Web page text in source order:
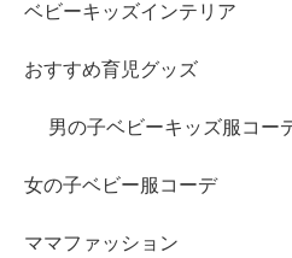
ベビーキッズインテリア
おすすめ育児グッズ
男の子ベビーキッズ服コー
女の子ベビー服コーデ
ママファッション